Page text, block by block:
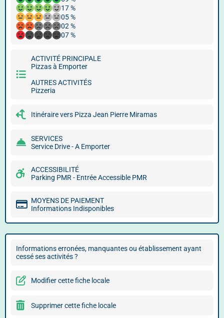
17 %
05 %
02 %
07 %
ACTIVITÉ PRINCIPALE
Pizzas à Emporter
AUTRES ACTIVITÉS
Pizzeria
Itinéraire vers Pizza Jean Pierre Miramas
SERVICES
Service Drive - A Emporter
ACCESSIBILITÉ
Parking PMR - Entrée Accessible PMR
MOYENS DE PAIEMENT
Informations Indisponibles
Informations erronées, manquantes ou établissement ayant
cessé ses activités ?
Modifier cette fiche locale
Supprimer cette fiche locale